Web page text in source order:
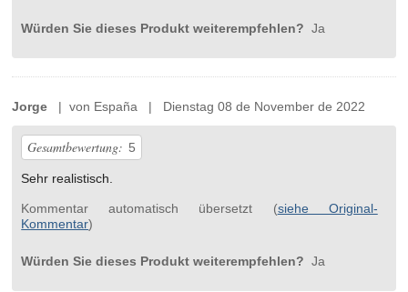
Würden Sie dieses Produkt weiterempfehlen? Ja
Jorge | von España | Dienstag 08 de November de 2022
Gesamtbewertung: 5
Sehr realistisch.
Kommentar automatisch übersetzt (siehe Original-
Kommentar)
Würden Sie dieses Produkt weiterempfehlen? Ja